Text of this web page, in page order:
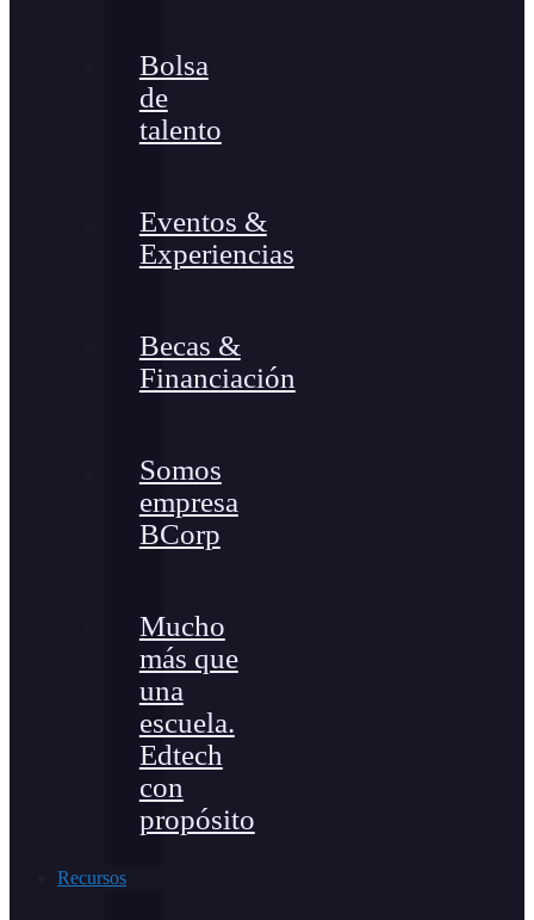
Bolsa
de
talento
Eventos &
Experiencias
Becas &
Financiación
Somos
empresa
BCorp
Mucho
más que
una
escuela.
Edtech
con
propósito
Recursos